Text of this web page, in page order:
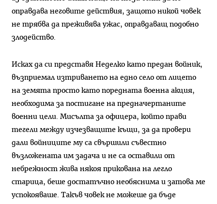
оправдава неговите действия, защото никой човек
не трябва да преживява ужас, оправдаващ подобно
злодейство.
Исках да си представя Неделко като предан войник,
възприемал изтриването на едно село от лицето
на земята просто като поредната военна акция,
необходима за постигане на предначертаните
военни цели. Мисълта за офицера, който прави
тегели между изчезващите къщи, за да провери
дали войниците му са свършили съвестно
възложената им задача и не са оставили от
небрежност жива някоя прикована на легло
старица, беше достатъчно необяснима и затова ме
успокояваше. Такъв човек не можеше да бъде